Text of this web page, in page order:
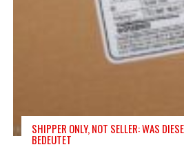
SHIPPER ONLY, NOT SELLER: WAS
BEDEUTET